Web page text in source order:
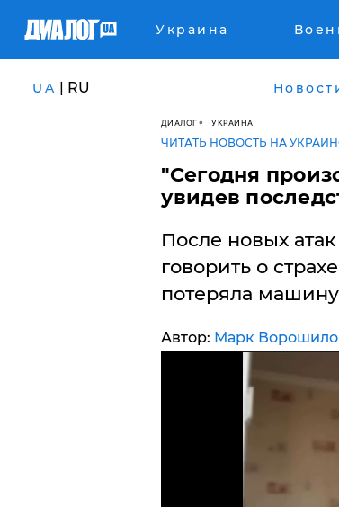
Украина
UA | RU
ДИАЛОГ УКРАИНА
ЧИТАТЬ НОВОСТЬ НА
"Сегодня
увидев
После новых
говорить о
потеряла
Автор: Марк